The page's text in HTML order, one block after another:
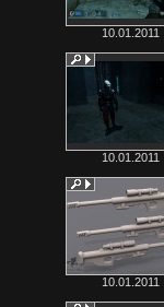
10.01.2011
10.01.2011
10.01.2011